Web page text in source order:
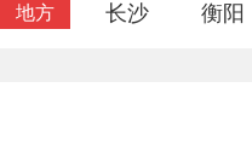
地方 长沙 衡阳